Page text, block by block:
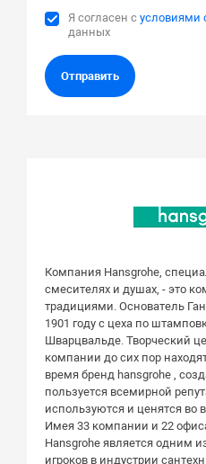
Я согласен сусловиями
данных
Отправить
Компания Hansgrohe,
смесителях и душах, - это
традициями. Основатель
1901 году с цеха по
Шварцвальде. Творческий
компании до сих пор
время бренд hansgrohe ,
пользуется всемирной
используются и ценятся во
Имея 33 компании и 22
Hansgrohe является одним
игроков в индустрии